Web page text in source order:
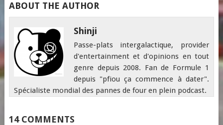
ABOUT THE AUTHOR
Shinji
Passe-plats intergalactique, provider
d'entertainment et d'opinions en tout
genre depuis 2008. Fan de Formule 1
depuis "pfiou ça commence à dater".
Spécialiste mondial des pannes de four en plein podcast.
14 COMMENTS